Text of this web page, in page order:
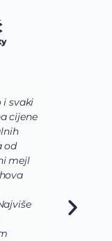
i svaki
cijene
od
mejl